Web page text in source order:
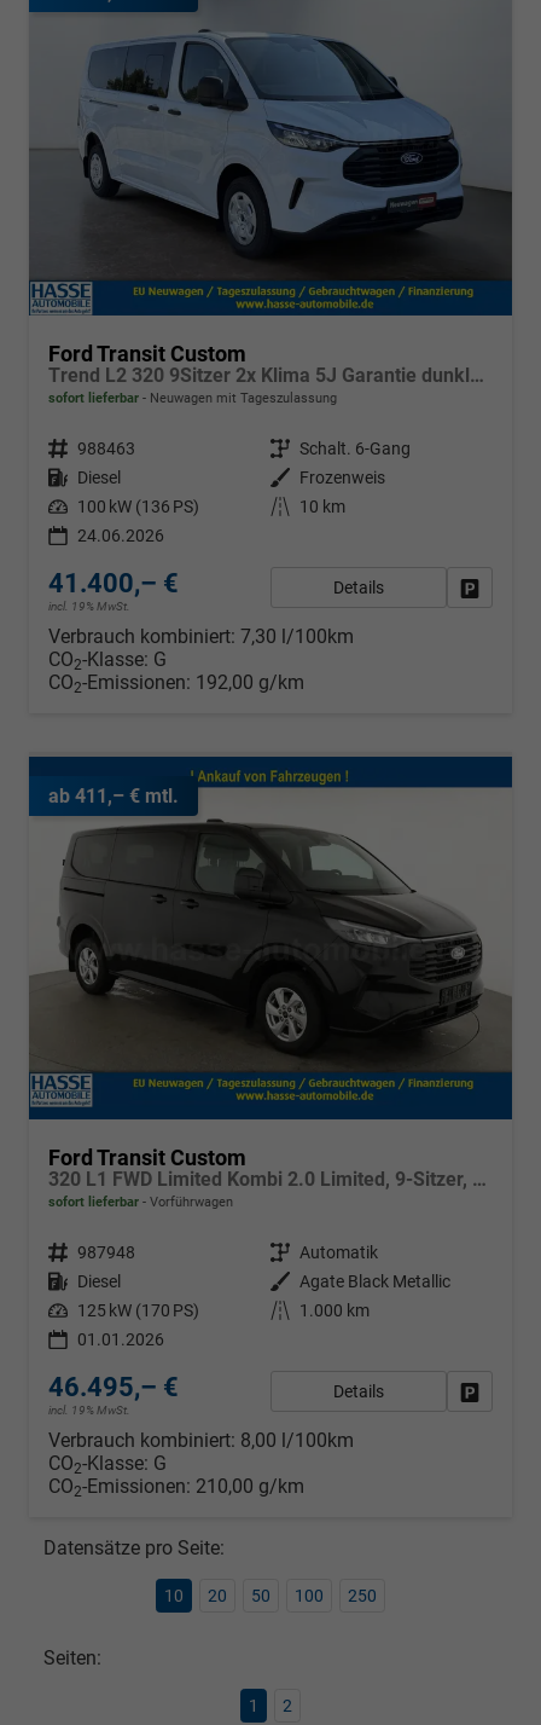
Ford Transit Custom
Trend L2 320 9Sitzer 2x Klima 5J Garantie dunkle Scheiben Sync4 Sitzheizung
sofort lieferbar Neuwagen mit Tageszulassung
Fahrzeugnr. 988463 Getriebe Schalt. 6-Gang
Kraftstoff Diesel Außenfarbe
Frozenweis
Leistung 100 kW (136 PS) Kilometerstand
10 km
24.06.2026
41.400,– €
incl. 19% MwSt.
Details
Verbrauch kombiniert: 7,30 l/100km
CO2-Klasse: G
CO2-Emissionen: 192,00 g/km
ab 411,– € mtl.
Ford Transit Custom
320 L1 FWD Limited Kombi 2.0 Limited, 9-Sitzer, Navi, FS-beheizbar, Side, Kamera, 4 J.-Garantie
sofort lieferbar Vorführwagen
Fahrzeugnr. 987948 Getriebe Automatik
Kraftstoff Diesel Außenfarbe
Agate Black Metallic
Leistung 125 kW (170 PS) Kilometerstand
1.000 km
01.01.2026
46.495,– €
incl. 19% MwSt.
Details
Verbrauch kombiniert: 8,00 l/100km
CO2-Klasse: G
CO2-Emissionen: 210,00 g/km
Datensätze pro Seite:
10 20 50 100 250
Seiten:
1 2